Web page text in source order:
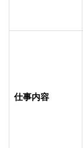
仕事内容